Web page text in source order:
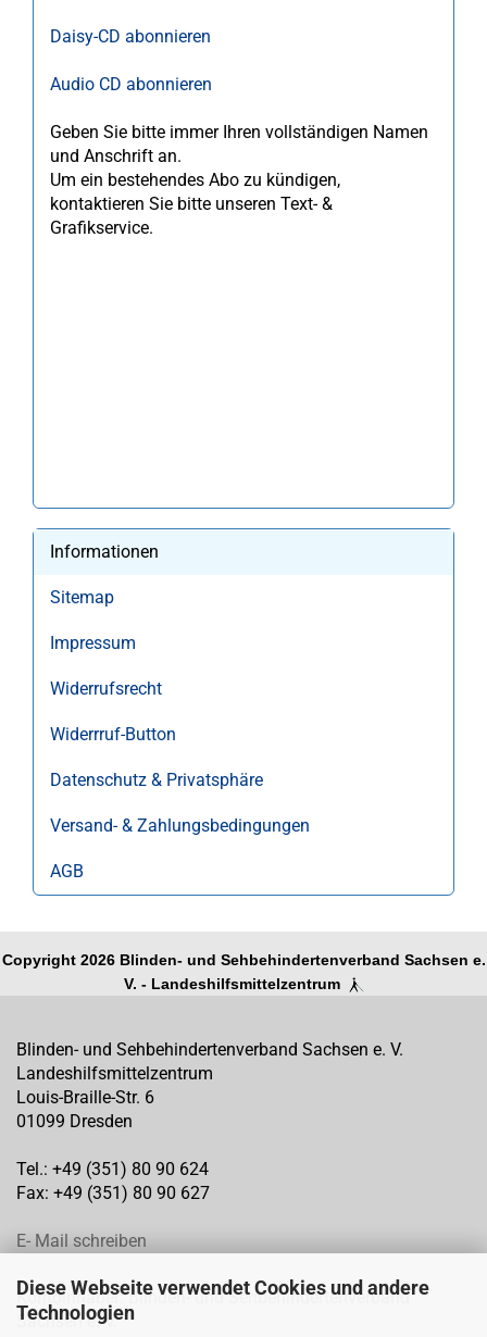
Diese Webseite verwendet Cookies und andere
Technologien
Daisy-CD abonnieren
Audio CD abonnieren
Geben Sie bitte immer Ihren vollständigen Namen
und Anschrift an.
Um ein bestehendes Abo zu kündigen,
kontaktieren Sie bitte unseren Text- &
Grafikservice.
Informationen
Sitemap
Impressum
Widerrufsrecht
Widerrruf-Button
Datenschutz & Privatsphäre
Versand- & Zahlungsbedingungen
AGB
Copyright 2026 Blinden- und Sehbehindertenverband Sachsen e.
V. - Landeshilfsmittelzentrum
Blinden- und Sehbehindertenverband Sachsen e. V.
Landeshilfsmittelzentrum
Louis-Braille-Str. 6
01099 Dresden
Tel.: +49 (351) 80 90 624
Fax: +49 (351) 80 90 627
E- Mail schreiben
Kontoinhaber: Blinden- und Sehbehindertenverband
Sachsen e. V.